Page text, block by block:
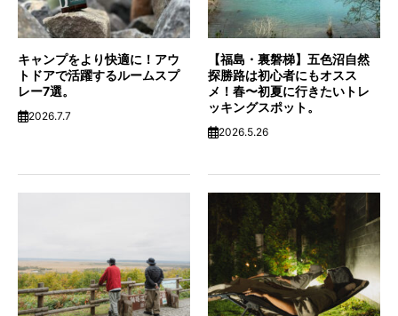
キャンプをより快適に！アウ
トドアで活躍するルームスプ
レー7選。
2026.7.7
【福島・裏磐梯】五色沼自然
探勝路は初心者にもオスス
メ！春〜初夏に行きたいトレ
ッキングスポット。
2026.5.26